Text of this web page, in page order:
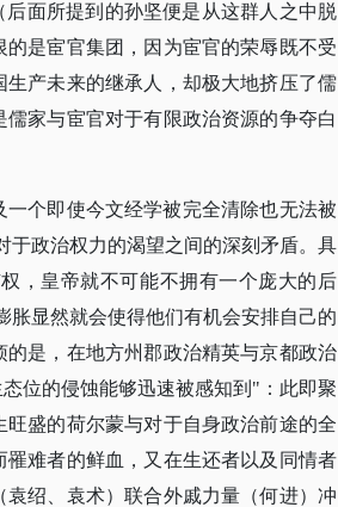
面所提到的孙坚便是从这群人之中脱
是宦官集团，因为宦官的荣辱既不受
产未来的继承人，却极大地挤压了儒
家与宦官对于有限政治资源的争夺白
个即使今文经学被完全清除也无法被
政治权力的渴望之间的深刻矛盾。具
，皇帝就不可能不拥有一个庞大的后
显然就会使得他们有机会安排自己的
是，在地方州郡政治精英与京都政治
位的侵蚀能够迅速被感知到"：此即聚
盛的荷尔蒙与对于自身政治前途的全
难者的鲜血，又在生还者以及同情者
绍、袁术）联合外戚力量（何进）冲